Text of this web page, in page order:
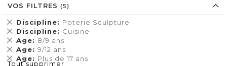
VOS FILTRES
Discipline Poterie Sculpture
Supprimer
cet
Élément
Discipline Cuisine
Supprimer
cet
Élément
Age 8/9 ans
Supprimer
cet
Élément
Age 9/12 ans
Supprimer
cet
Age Plus de 17 ans
Supprimer
Tout supprimer